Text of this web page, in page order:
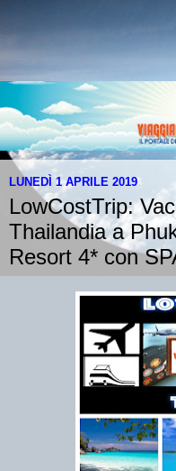
LUNEDÌ 1 APRILE 2019
LowCostTrip:
Thailandia a
Resort 4* con